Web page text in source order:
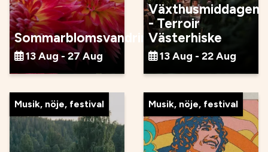
Sommarblomsvandringar
13 Aug - 27 Aug
Växthusmiddagen
- Terroir
Västerhiske
13 Aug - 22 Aug
Musik, nöje, festival Musik, nöje, festival